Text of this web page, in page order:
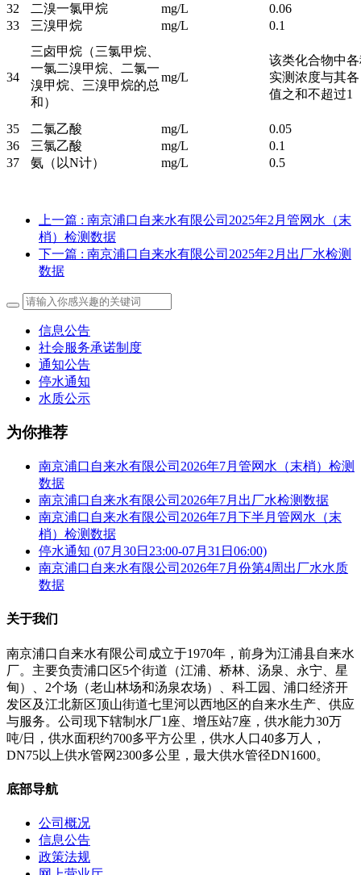
32
二溴一氯甲烷 mg/L
0.06
33
三溴甲烷 mg/L 0.1
34
三卤甲烷（三氯甲烷、
一氯二溴甲烷、二氯一
溴甲烷、三溴甲烷的总
和）
mg/L
该类化合物中
实测浓度与其
值之和不超过1
35 二氯乙酸 mg/L
0.05
36
三氯乙酸 mg/L
0.1
37
氨（以N计） mg/L 0.5
上一篇 : 南京浦口自来水有限公司2025年2月管网水（末
梢）检测数据
下一篇 : 南京浦口自来水有限公司2025年2月出厂水检测
数据
信息公告
社会服务承诺制度
通知公告
停水通知
水质公示
为你推荐
南京浦口自来水有限公司2026年7月管网水（末梢）检测
数据
南京浦口自来水有限公司2026年7月出厂水检测数据
南京浦口自来水有限公司2026年7月下半月管网水（末
梢）检测数据
停水通知 (07月30日23:00-07月31日06:00)
南京浦口自来水有限公司2026年7月份第4周出厂水水质
数据
关于我们
南京浦口自来水有限公司成立于1970年，前身为江浦县自来水
厂。主要负责浦口区5个街道（江浦、桥林、汤泉、永宁、星
甸）、2个场（老山林场和汤泉农场）、科工园、浦口经济开
发区及江北新区顶山街道七里河以西地区的自来水生产、供应
与服务。公司现下辖制水厂1座、增压站7座，供水能力30万
吨/日，供水面积约700多平方公里，供水人口40多万人，
DN75以上供水管网2300多公里，最大供水管径DN1600。
底部导航
公司概况
信息公告
政策法规